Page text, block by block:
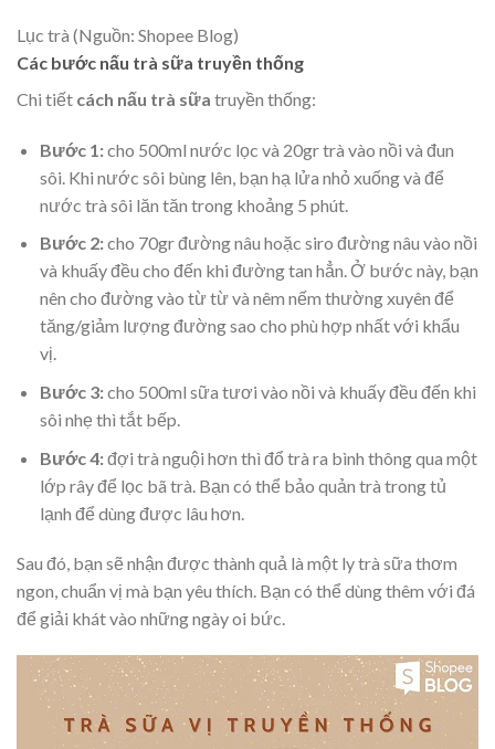
Lục trà (Nguồn: Shopee Blog)
Các bước nấu trà sữa truyền thống
Chi tiết cách nấu trà sữa truyền thống:
Bước 1:cho 500ml nước lọc và 20gr trà vào nồi và đun
sôi. Khi nước sôi bùng lên, bạn hạ lửa nhỏ xuống và để
nước trà sôi lăn tăn trong khoảng 5 phút.
Bước 2:cho 70gr đường nâu hoặc siro đường nâu vào nồi
và khuấy đều cho đến khi đường tan hẳn. Ở bước này, bạn
nên cho đường vào từ từ và nêm nếm thường xuyên để
tăng/giảm lượng đường sao cho phù hợp nhất với khẩu
vị.
Bước 3:cho 500ml sữa tươi vào nồi và khuấy đều đến khi
sôi nhẹ thì tắt bếp.
Bước 4:đợi trà nguội hơn thì đổ trà ra bình thông qua một
lớp rây để lọc bã trà. Bạn có thể bảo quản trà trong tủ
lạnh để dùng được lâu hơn.
Sau đó, bạn sẽ nhận được thành quả là một ly trà sữa thơm
ngon, chuẩn vị mà bạn yêu thích. Bạn có thể dùng thêm với đá
để giải khát vào những ngày oi bức.